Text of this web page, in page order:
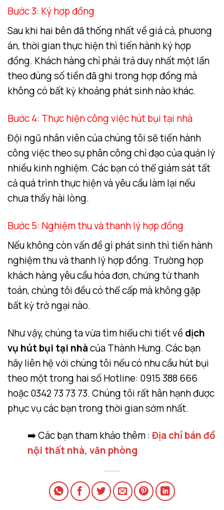
Bước 3: Ký hợp đồng
Sau khi hai bên đã thống nhất về giá cả, phương
án, thời gian thực hiện thì tiến hành ký hợp
đồng. Khách hàng chỉ phải trả duy nhất một lần
theo đúng số tiền đã ghi trong hợp đồng mà
không có bất kỳ khoảng phát sinh nào khác.
Bước 4: Thực hiện công việc hút bụi tại nhà
Đội ngũ nhân viên của chúng tôi sẽ tiến hành
công việc theo sự phân công chỉ đạo của quản lý
nhiều kinh nghiệm. Các bạn có thể giám sát tất
cả quá trình thực hiện và yêu cầu làm lại nếu
chưa thấy hài lòng.
Bước 5: Nghiệm thu và thanh lý hợp đồng
Nếu không còn vấn đề gì phát sinh thì tiến hành
nghiệm thu và thanh lý hợp đồng. Trường hợp
khách hàng yêu cầu hóa đơn, chứng từ thanh
toán, chúng tôi đều có thể cấp mà không gặp
bất kỳ trở ngại nào.
Như vậy, chúng ta vừa tìm hiểu chi tiết vềdịch
vụ hút bụi tại nhàcủa Thành Hưng. Các bạn
hãy liên hệ với chúng tôi nếu có nhu cầu hút bụi
theo một trong hai số Hotline: 0915 388 666
hoặc 0342 73 73 73. Chúng tôi rất hân hạnh được
phục vụ các bạn trong thời gian sớm nhất.
➡️ Các bạn tham khảo thêm :Địa chỉ bán đồ
nội thất nhà, văn phòng